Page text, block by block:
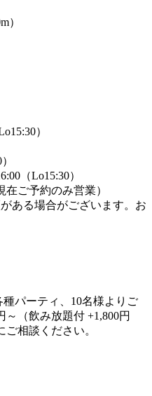
）
）
（Lo15:30）
ご予約のみ営業）
ある場合がございます。お
パーティ、10名様よりご
（飲み放題付 +1,800円
相談ください。